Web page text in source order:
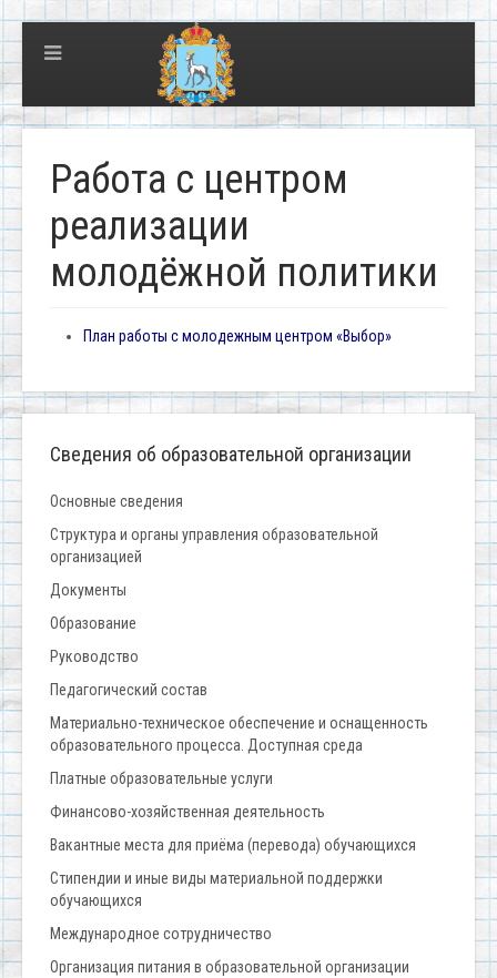
Работа с центром
реализации
молодёжной политики
План работы с молодежным центром «Выбор»
Сведения об образовательной организации
Основные сведения
Структура и органы управления образовательной
организацией
Документы
Образование
Руководство
Педагогический состав
Материально-техническое обеспечение и оснащенность
образовательного процесса. Доступная среда
Платные образовательные услуги
Финансово-хозяйственная деятельность
Вакантные места для приёма (перевода) обучающихся
Стипендии и иные виды материальной поддержки
обучающихся
Международное сотрудничество
Организация питания в образовательной организации